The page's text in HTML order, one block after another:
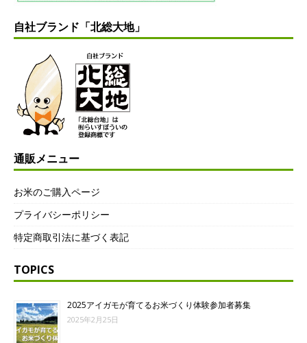
自社ブランド「北総大地」
通販メニュー
お米のご購入ページ
プライバシーポリシー
特定商取引法に基づく表記
TOPICS
2025アイガモが育てるお米づくり体験参加者募集
2025年2月25日